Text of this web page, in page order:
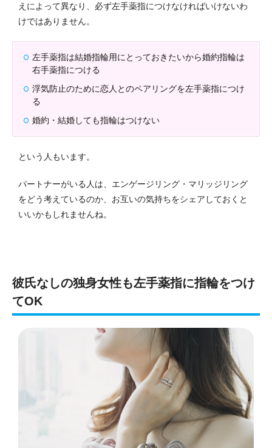
えによって異なり、必ず左手薬指につけなければいけないわ
けではありません。
左手薬指は結婚指輪用にとっておきたいから婚約指輪は
右手薬指につける
浮気防止のために恋人とのペアリングを左手薬指につけ
る
婚約・結婚しても指輪はつけない
という人もいます。
パートナーがいる人は、エンゲージリング・マリッジリング
をどう考えているのか、お互いの気持ちをシェアしておくと
いいかもしれませんね。
彼氏なしの独身女性も左手薬指に指輪をつけ
てOK